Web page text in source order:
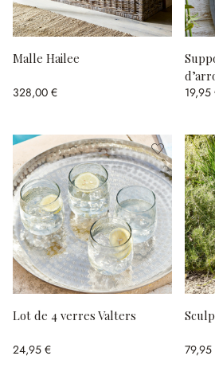
Malle Hailee
328,00 €
19,95
Lot de 4 verres Valters
24,95 € 79,95